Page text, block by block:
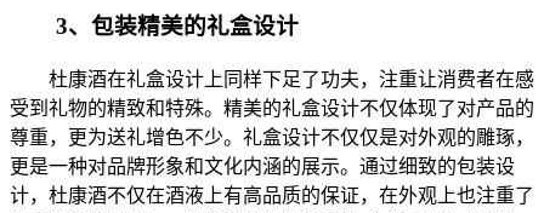
3、包装精美的礼盒设计
杜康酒在礼盒设计上同样下足了功夫，注重让消费者在感
受到礼物的精致和特殊。精美的礼盒设计不仅体现了对产品的
尊重，更为送礼增色不少。礼盒设计不仅仅是对外观的雕琢，
更是一种对品牌形象和文化内涵的展示。通过细致的包装设
计，杜康酒不仅在酒液上有高品质的保证，在外观上也注重了